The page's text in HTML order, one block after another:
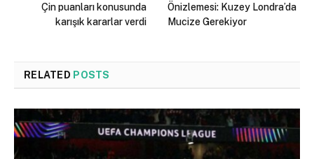
Çin puanları konusunda
karışık kararlar verdi
Önizlemesi: Kuzey Londra’da
Mucize Gerekiyor
RELATED POSTS